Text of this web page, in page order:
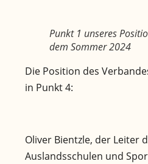
Punkt 1 unseres
dem Sommer 2024
Die Position des
in Punkt 4:
Oliver Bientzle, der Leiter
Auslandsschulen und